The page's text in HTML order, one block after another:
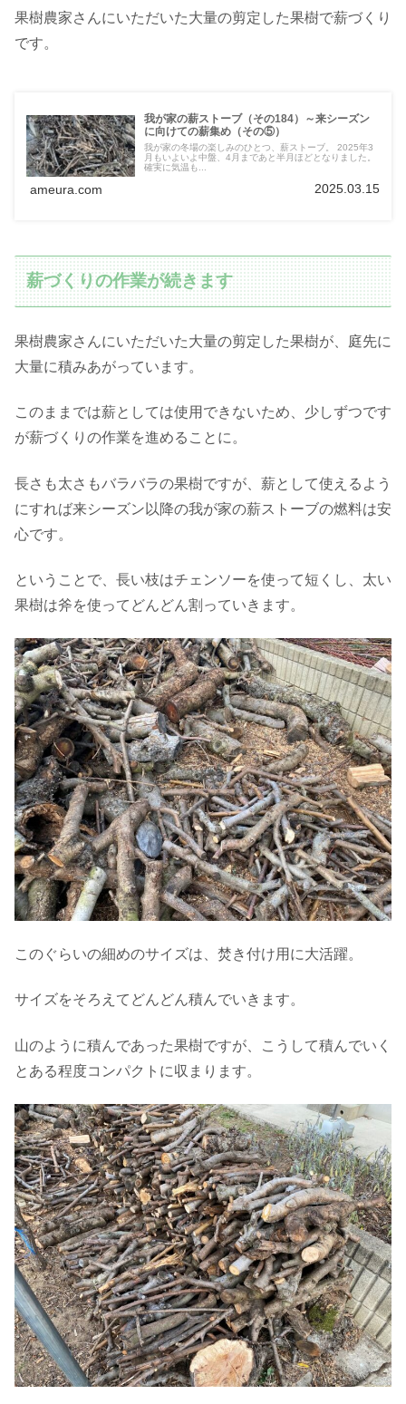
果樹農家さんにいただいた大量の剪定した果樹で薪づくり
です。
我が家の薪ストーブ（その184）～来シーズン
に向けての薪集め（その⑤）
我が家の冬場の楽しみのひとつ、薪ストーブ。 2025年3
月もいよいよ中盤、4月まであと半月ほどとなりました。
確実に気温も...
ameura.com 2025.03.15
薪づくりの作業が続きます
果樹農家さんにいただいた大量の剪定した果樹が、庭先に
大量に積みあがっています。
このままでは薪としては使用できないため、少しずつです
が薪づくりの作業を進めることに。
長さも太さもバラバラの果樹ですが、薪として使えるよう
にすれば来シーズン以降の我が家の薪ストーブの燃料は安
心です。
ということで、長い枝はチェンソーを使って短くし、太い
果樹は斧を使ってどんどん割っていきます。
このぐらいの細めのサイズは、焚き付け用に大活躍。
サイズをそろえてどんどん積んでいきます。
山のように積んであった果樹ですが、こうして積んでいく
とある程度コンパクトに収まります。